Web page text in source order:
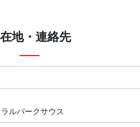
地・連絡先
ルパークサウス